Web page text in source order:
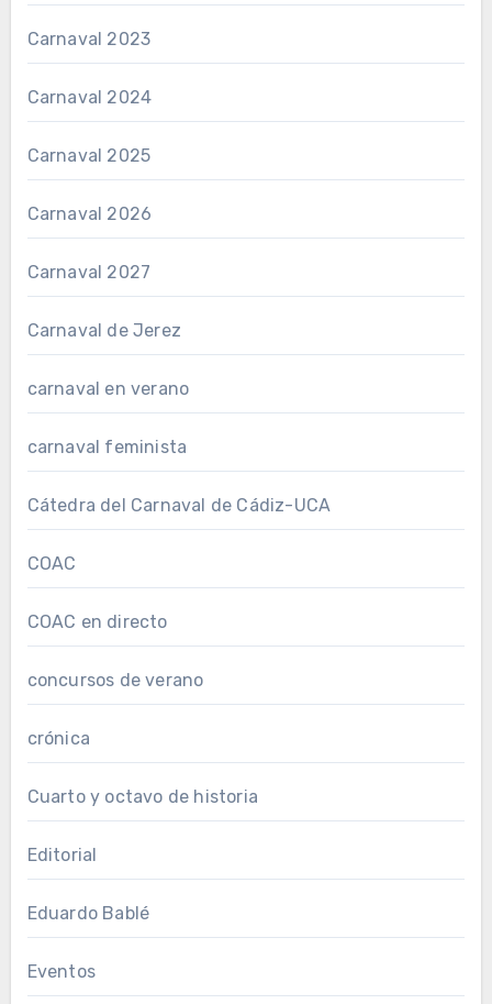
Carnaval 2023
Carnaval 2024
Carnaval 2025
Carnaval 2026
Carnaval 2027
Carnaval de Jerez
carnaval en verano
carnaval feminista
Cátedra del Carnaval de Cádiz-UCA
COAC
COAC en directo
concursos de verano
crónica
Cuarto y octavo de historia
Editorial
Eduardo Bablé
Eventos